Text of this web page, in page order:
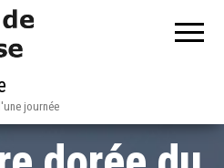
journée